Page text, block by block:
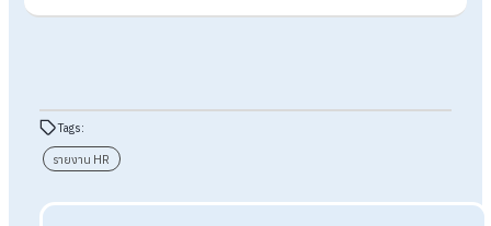
กลยุทธ์ด้านบุคลากร
ลดต้นทุนในการบริหารจัดการเอกสารและลดข้อผิดพลาดจาก
ป้อนข้อมูลเอง